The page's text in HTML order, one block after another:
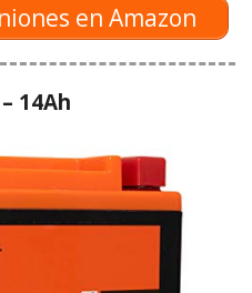
en Amazon
– 14Ah